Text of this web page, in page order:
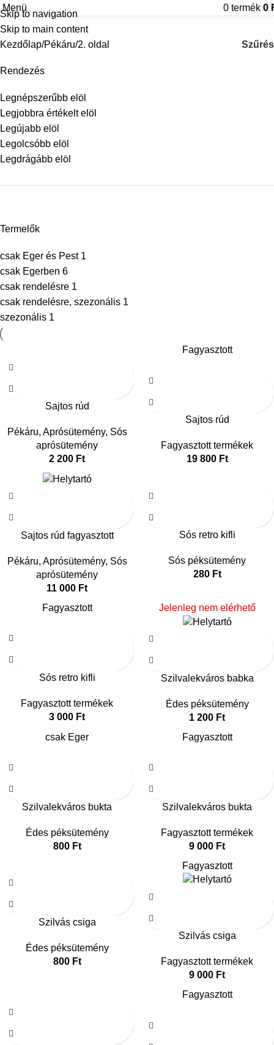
Skip to navigation
Skip to main content
Menü 0 termék 0
Kezdőlap Pékáru 2. oldal Szűrés
Rendezés
Legnépszerűbb elöl
Legjobbra értékelt elöl
Legújabb elöl
Legolcsóbb elöl
Legdrágább elöl
Termelők
csak Eger és Pest 1
csak Egerben 6
csak rendelésre 1
csak rendelésre, szezonális 1
szezonális 1
Sajtos rúd
Pékáru, Aprósütemény, Sós
aprósütemény
2 200 Ft
Fagyasztott
Sajtos rúd
Fagyasztott termékek
19 800 Ft
Sajtos rúd fagyasztott
Pékáru, Aprósütemény, Sós
aprósütemény
11 000 Ft
Sós retro kifli
Sós péksütemény
280 Ft
Fagyasztott
Sós retro kifli
Fagyasztott termékek
3 000 Ft
Jelenleg nem elérhető
Szilvalekváros babka
Édes péksütemény
1 200 Ft
csak Eger
Szilvalekváros bukta
Édes péksütemény
800 Ft
Fagyasztott
Szilvalekváros bukta
Fagyasztott termékek
9 000 Ft
Szilvás csiga
Édes péksütemény
800 Ft
Fagyasztott
Szilvás csiga
Fagyasztott termékek
9 000 Ft
Fagyasztott